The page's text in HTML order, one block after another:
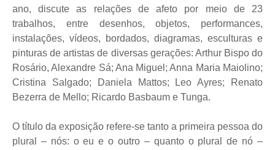
ano, discute as relações de afeto por meio de 23
trabalhos, entre desenhos, objetos, performances,
instalações, vídeos, bordados, diagramas, esculturas e
pinturas de artistas de diversas gerações: Arthur Bispo do
Rosário, Alexandre Sá; Ana Miguel; Anna Maria Maiolino;
Cristina Salgado; Daniela Mattos; Leo Ayres; Renato
Bezerra de Mello; Ricardo Basbaum e Tunga.
O título da exposição refere-se tanto a primeira pessoa do
plural – nós: o eu e o outro – quanto o plural de nó –